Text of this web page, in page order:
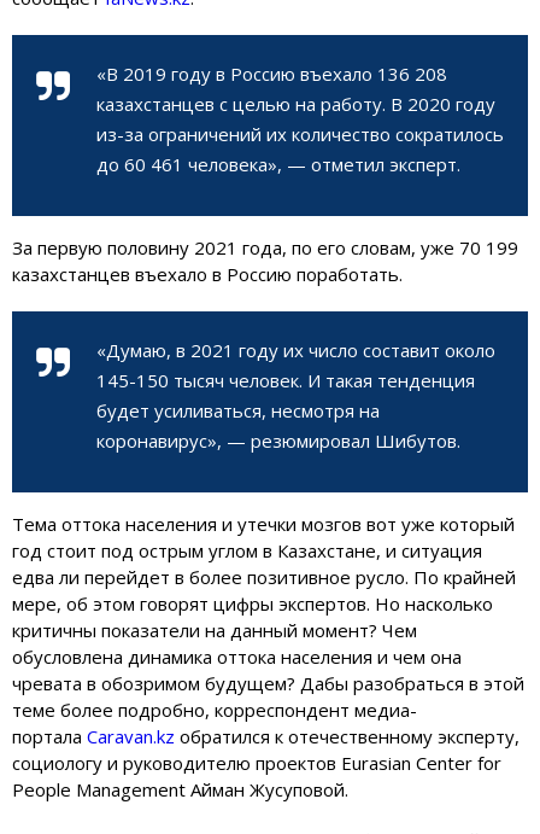
«В 2019 году в Россию въехало 136 208
казахстанцев с целью на работу. В 2020 году
из-за ограничений их количество сократилось
до 60 461 человека», — отметил эксперт.
За первую половину 2021 года, по его словам, уже 70 199
казахстанцев въехало в Россию поработать.
«Думаю, в 2021 году их число составит около
145-150 тысяч человек. И такая тенденция
будет усиливаться, несмотря на
коронавирус», — резюмировал Шибутов.
Тема оттока населения и утечки мозгов вот уже который
год стоит под острым углом в Казахстане, и ситуация
едва ли перейдет в более позитивное русло. По крайней
мере, об этом говорят цифры экспертов. Но насколько
критичны показатели на данный момент? Чем
обусловлена динамика оттока населения и чем она
чревата в обозримом будущем? Дабы разобраться в этой
теме более подробно, корреспондент медиа-
портала Caravan.kz обратился к отечественному эксперту,
социологу и руководителю проектов Eurasian Center for
People Management Айман Жусуповой.